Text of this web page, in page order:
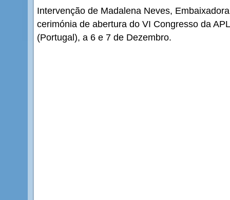
Intervenção de Madalena Neves,
cerimónia de abertura do VI Congresso da
(Portugal), a 6 e 7 de Dezembro.